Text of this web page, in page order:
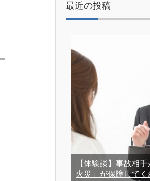
最近の投稿
【体験談】事故相
火災」が保障してく